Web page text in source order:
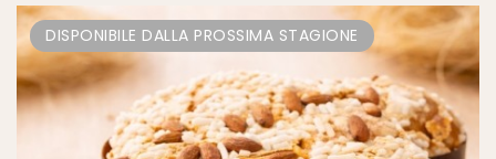
DISPONIBILE DALLA PROSSIMA STAGIONE